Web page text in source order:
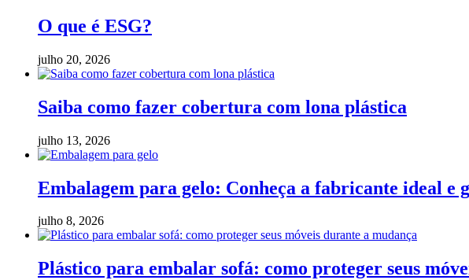
O que é ESG?
julho 20, 2026
Saiba como fazer cobertura com lona plástica
julho 13, 2026
Embalagem para gelo: Conheça a fabricante ideal e
julho 8, 2026
Plástico para embalar sofá: como proteger seus